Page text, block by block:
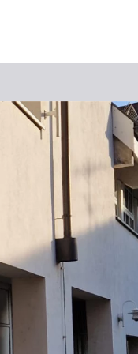
Das könnte
Ausflugsziele
Wein
Wandern